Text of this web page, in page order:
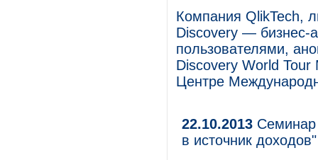
Компания QlikTech,
Discovery — бизнес-
пользователями,
Discovery World Tour
Центре
22.10.2013 Семинар
в источник доходов"